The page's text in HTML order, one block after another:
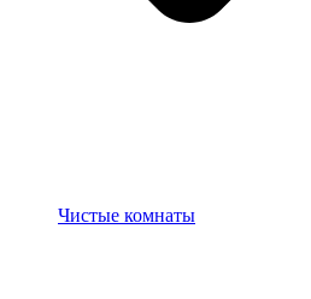
Чистые комнаты